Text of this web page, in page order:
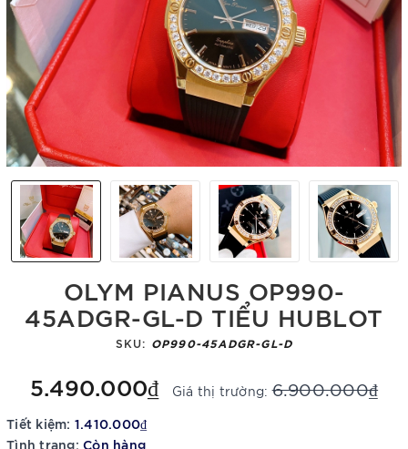
OLYM PIANUS OP990-
45ADGR-GL-D TIỂU HUBLOT
SKU: OP990-45ADGR-GL-D
5.490.000₫ Giá thị trường:6.900.000₫
Tiết kiệm: 1.410.000₫
Tình trạng: Còn hàng